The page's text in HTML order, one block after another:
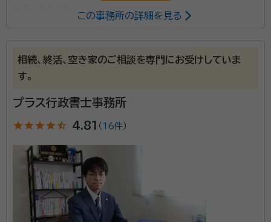
資格等： 行政書士
所属団体：
この事務所の詳細を見る
相続、終活、空き家のご相談を専門にお受けしていま
す。
プラス行政書士事務所
star star star star star_half 4.81 （ 16件）